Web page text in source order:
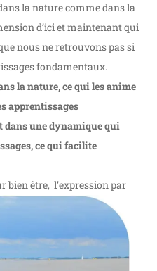
la nature comme dans la
d’ici et maintenant qui
nous ne retrouvons pas si
fondamentaux.
la nature, ce qui les anime
apprentissages
dans une dynamique qui
ce qui facilite
bien être, l’expression par